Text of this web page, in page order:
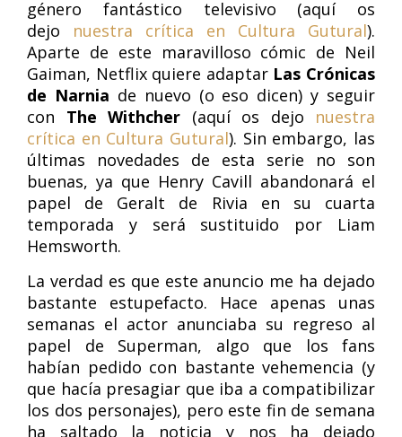
género fantástico televisivo (aquí os
dejo nuestra crítica en Cultura Gutural).
Aparte de este maravilloso cómic de Neil
Gaiman, Netflix quiere adaptar Las Crónicas
de Narnia de nuevo (o eso dicen) y seguir
con The Withcher (aquí os dejo nuestra
crítica en Cultura Gutural). Sin embargo, las
últimas novedades de esta serie no son
buenas, ya que Henry Cavill abandonará el
papel de Geralt de Rivia en su cuarta
temporada y será sustituido por Liam
Hemsworth.
La verdad es que este anuncio me ha dejado
bastante estupefacto. Hace apenas unas
semanas el actor anunciaba su regreso al
papel de Superman, algo que los fans
habían pedido con bastante vehemencia (y
que hacía presagiar que iba a compatibilizar
los dos personajes), pero este fin de semana
ha saltado la noticia y nos ha dejado